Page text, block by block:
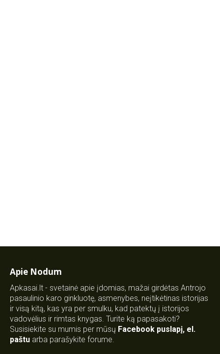
Apie Nodum
Apkasai.lt - svetainė apie įdomias, mažai girdėtas Antrojo
pasaulinio karo ginkluotę, asmenybes, neįtikėtinas istorijas
ir visą kitą, kas yra per smulku, kad patektų į istorijos
vadovėlius ir rimtas knygas. Turite ką papasakoti?
Susisiekite su mumis per mūsų Facebook puslapį, el.
paštu arba parašykite forume.